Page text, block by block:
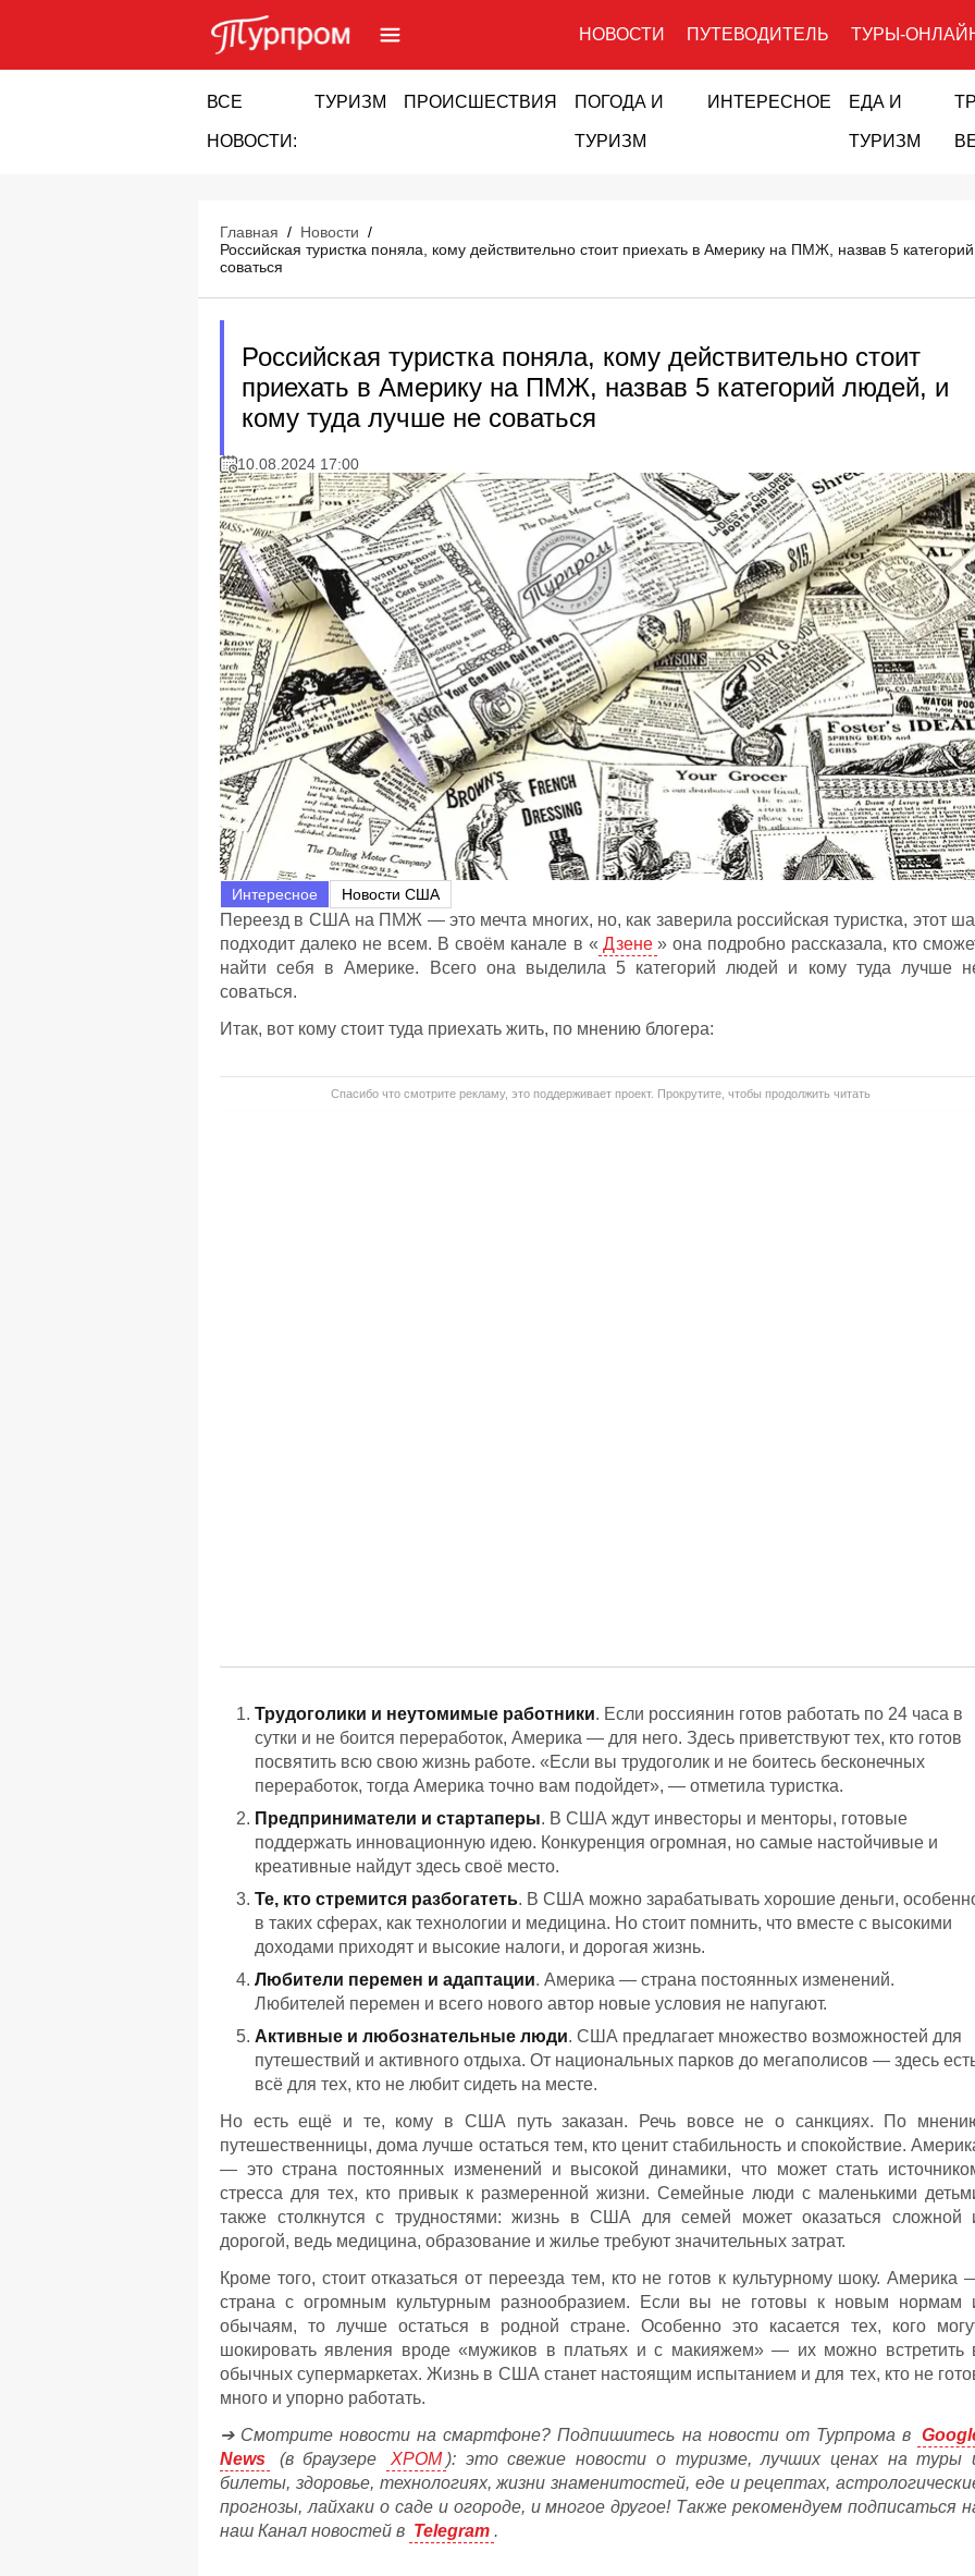
НОВОСТИ ПУТЕВОДИТЕЛЬ ТУРЫ-
ВСЕ
НОВОСТИ:
ТУРИЗМ ПРОИСШЕСТВИЯ ПОГОДА И
ТУРИЗМ
ИНТЕРЕСНОЕ ЕДА И
ТУРИЗМ
Главная / Новости /
Российская туристка поняла, кому действительно стоит приехать в Америку на ПМЖ, назвав 5
соваться
Российская туристка поняла, кому действительно стоит
приехать в Америку на ПМЖ, назвав 5 категорий людей, и
кому туда лучше не соваться
10.08.2024 17:00
Интересное Новости США
Переезд в США на ПМЖ — это мечта многих, но, как заверила российская туристка, этот
подходит далеко не всем. В своём канале в « Дзене » она подробно рассказала, кто
найти себя в Америке. Всего она выделила 5 категорий людей и кому туда лучше
соваться.
Итак, вот кому стоит туда приехать жить, по мнению блогера:
Спасибо что смотрите рекламу, это поддерживает проект. Прокрутите, чтобы продолжить читать
Трудоголики и неутомимые работники. Если россиянин готов работать по 24 часа в
сутки и не боится переработок, Америка — для него. Здесь приветствуют тех, кто готов
посвятить всю свою жизнь работе. «Если вы трудоголик и не боитесь бесконечных
переработок, тогда Америка точно вам подойдет», — отметила туристка.
Предприниматели и стартаперы. В США ждут инвесторы и менторы, готовые
поддержать инновационную идею. Конкуренция огромная, но самые настойчивые и
креативные найдут здесь своё место.
Те, кто стремится разбогатеть. В США можно зарабатывать хорошие деньги,
в таких сферах, как технологии и медицина. Но стоит помнить, что вместе с высокими
доходами приходят и высокие налоги, и дорогая жизнь.
Любители перемен и адаптации. Америка — страна постоянных изменений.
Любителей перемен и всего нового автор новые условия не напугают.
Активные и любознательные люди. США предлагает множество возможностей для
путешествий и активного отдыха. От национальных парков до мегаполисов — здесь
всё для тех, кто не любит сидеть на месте.
Но есть ещё и те, кому в США путь заказан. Речь вовсе не о санкциях. По
путешественницы, дома лучше остаться тем, кто ценит стабильность и спокойствие.
— это страна постоянных изменений и высокой динамики, что может стать
стресса для тех, кто привык к размеренной жизни. Семейные люди с маленькими
также столкнутся с трудностями: жизнь в США для семей может оказаться сложной
дорогой, ведь медицина, образование и жилье требуют значительных затрат.
Кроме того, стоит отказаться от переезда тем, кто не готов к культурному шоку. Америка
страна с огромным культурным разнообразием. Если вы не готовы к новым нормам
обычаям, то лучше остаться в родной стране. Особенно это касается тех, кого
шокировать явления вроде «мужиков в платьях и с макияжем» — их можно встретить
обычных супермаркетах. Жизнь в США станет настоящим испытанием и для тех, кто не
много и упорно работать.
➔ Смотрите новости на смартфоне? Подпишитесь на новости от Турпрома в
News
(в браузере ХРОМ ): это свежие новости о туризме, лучших ценах на туры
билеты, здоровье, технологиях, жизни знаменитостей, еде и рецептах,
прогнозы, лайхаки о саде и огороде, и многое другое! Также рекомендуем подписаться
наш Канал новостей в Telegram .